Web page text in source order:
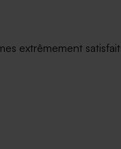
extrêmement